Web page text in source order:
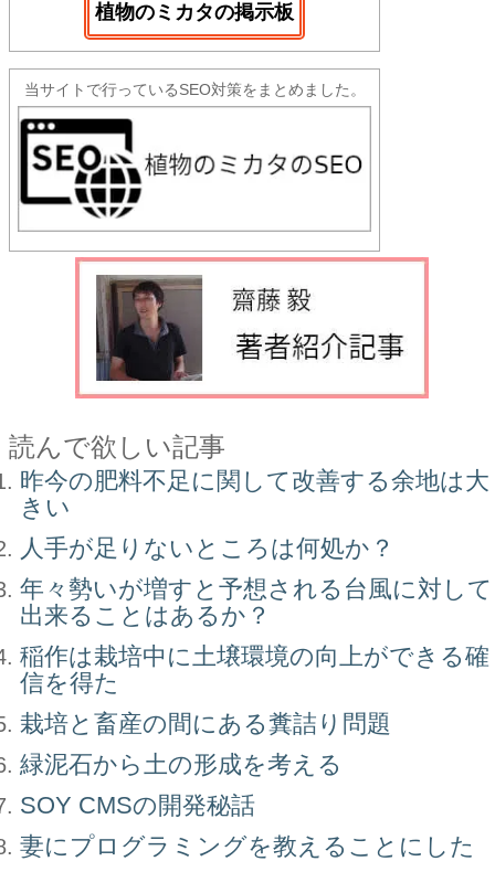
植物のミカタの掲示板
当サイトで行っているSEO対策をまとめました。
読んで欲しい記事
昨今の肥料不足に関して改善する余地は大
きい
人手が足りないところは何処か？
年々勢いが増すと予想される台風に対して
出来ることはあるか？
稲作は栽培中に土壌環境の向上ができる確
信を得た
栽培と畜産の間にある糞詰り問題
緑泥石から土の形成を考える
SOY CMSの開発秘話
妻にプログラミングを教えることにした